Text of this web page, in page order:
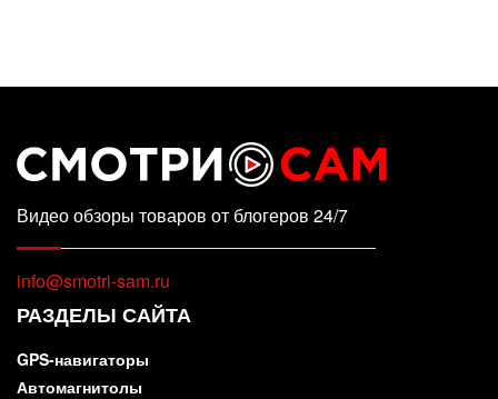
Видео обзоры товаров от блогеров 24/7
info@smotri-sam.ru
РАЗДЕЛЫ САЙТА
GPS-навигаторы
Автомагнитолы